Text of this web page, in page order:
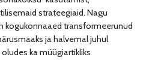
strateegiaid. Nagu
kogukonnaaed transformeerunud
ja halvemal juhul
ka müügiartikliks